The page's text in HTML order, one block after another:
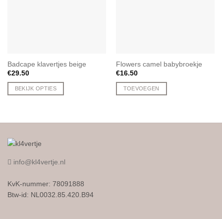
Badcape klavertjes beige
€29.50
BEKIJK OPTIES
Flowers camel babybroekje
€16.50
TOEVOEGEN
heeft
info@kl4vertje.nl
KvK-nummer: 78091888
Btw-id: NL0032.85.420.B94